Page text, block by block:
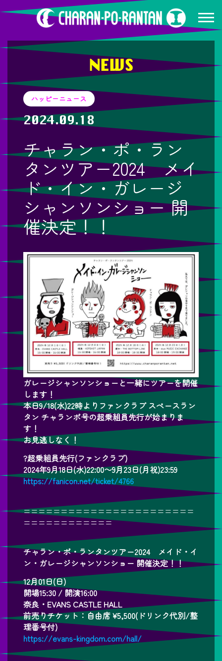
NEWS
ハッピーニュース
2024.09.18
チャラン・ポ・ラン
タンツアー2024 メイ
ド・イン・ガレージ
シャンソンショー 開
催決定！！
ガレージシャンソンショーと一緒にツアーを開催
します！
本日9/18(水)22時よりファンクラブ スペースラン
タン チャランポ号の超乗組員先行が始まりま
す！
お見逃しなく！
?超乗組員先行(ファンクラブ)
2024年9月18日(水)22:00〜9月23日(月祝)23:59
https://fanicon.net/ticket/4766
=======================
============
チャラン・ポ・ランタンツアー2024 メイド・イ
ン・ガレージシャンソンショー 開催決定！！
12月01日(日)
開場15:30 / 開演16:00
奈良・EVANS CASTLE HALL
前売りチケット：自由席 ¥5,500(ドリンク代別/整
理番号付)
https://evans-kingdom.com/hall/